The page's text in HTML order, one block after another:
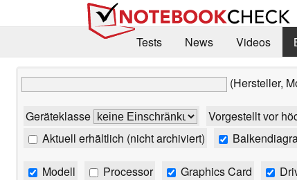
Tests
News Videos
(Hersteller,
Geräteklasse Vorgestellt vor
Aktuell erhältlich (nicht archiviert)
Modell Processor Graphics Card